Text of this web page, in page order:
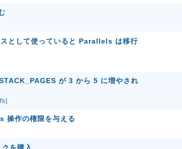
として使っていると Parallels は移行
が 3 から 5 に増やされ
]
操作の権限を与える